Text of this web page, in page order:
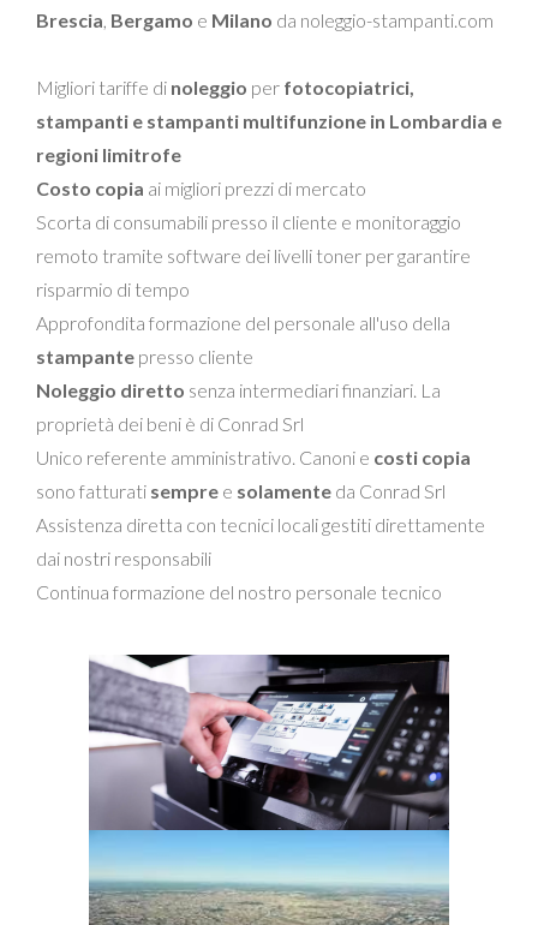
Brescia, Bergamo e Milano da noleggio-stampanti.com
Migliori tariffe di noleggio per fotocopiatrici,
stampanti e stampanti multifunzione in Lombardia e
regioni limitrofe
Costo copia ai migliori prezzi di mercato
Scorta di consumabili presso il cliente e monitoraggio
remoto tramite software dei livelli toner per garantire
risparmio di tempo
Approfondita formazione del personale all'uso della
stampante presso cliente
Noleggio diretto senza intermediari finanziari. La
proprietà dei beni è di Conrad Srl
Unico referente amministrativo. Canoni e costi copia
sono fatturati sempre e solamente da Conrad Srl
Assistenza diretta con tecnici locali gestiti direttamente
dai nostri responsabili
Continua formazione del nostro personale tecnico